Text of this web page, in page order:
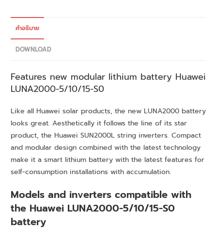
คำอธิบาย
DOWNLOAD
Features new modular lithium battery Huawei
LUNA2000-5/10/15-S0
Like all Huawei solar products, the new LUNA2000 battery
looks great. Aesthetically it follows the line of its star
product, the Huawei SUN2000L string inverters. Compact
and modular design combined with the latest technology
make it a smart lithium battery with the latest features for
self-consumption installations with accumulation.
Models and inverters compatible with
the Huawei LUNA2000-5/10/15-S0
battery